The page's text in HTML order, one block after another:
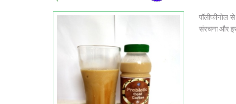
पॉलीफीनोल
संरचना और